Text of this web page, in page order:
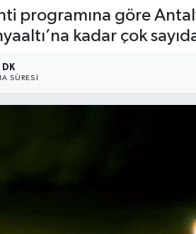
programına göre
kadar çok
DK
SÜRESI